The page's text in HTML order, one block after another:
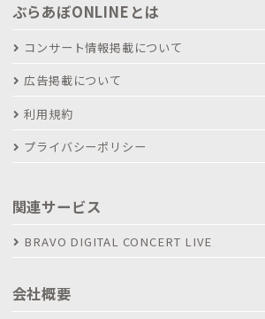
ぶらあぼONLINEとは
コンサート情報掲載について
広告掲載について
利用規約
プライバシーポリシー
関連サービス
BRAVO DIGITAL CONCERT LIVE
会社概要